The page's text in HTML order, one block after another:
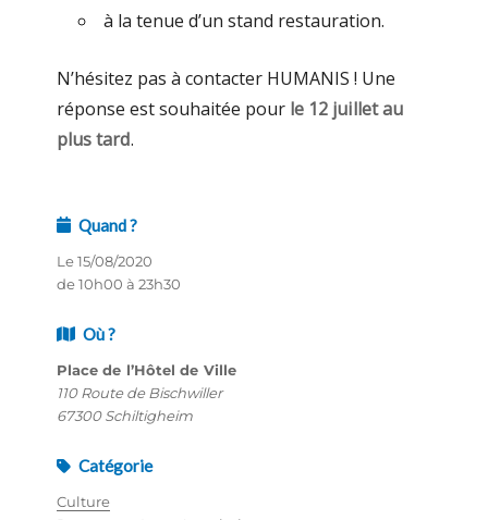
à la tenue d’un stand restauration.
N’hésitez pas à contacter HUMANIS ! Une
réponse est souhaitée pour le 12 juillet au
plus tard.
Quand ?
Le 15/08/2020
de 10h00 à 23h30
Où ?
Place de l’Hôtel de Ville
110 Route de Bischwiller
67300 Schiltigheim
Catégorie
Culture